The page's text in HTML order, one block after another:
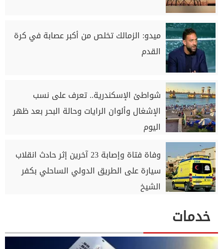
ميدو: الزمالك تخلص من أكبر عصابة في كرة
القدم
شواطئ الإسكندرية.. تعرف على نسب
الإشغال وألوان الرايات وحالة البحر بعد ظهر
اليوم
وفاة فتاة وإصابة 23 آخرين إثر حادث انقلاب
سيارة على الطريق الدولي الساحلي بكفر
الشيخ
خدمات